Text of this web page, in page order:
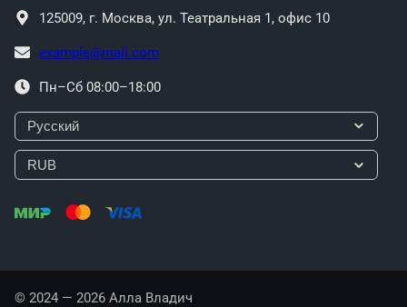
125009, г. Москва, ул. Театральная 1, офис 10
example@mail.com
Пн–Сб 08:00–18:00
© 2024 — 2026 Алла Владич